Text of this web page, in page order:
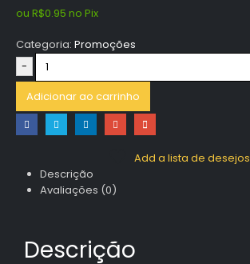
ou R$0.95 no Pix
Categoria: Promoções
-
Adicionar ao carrinho
Add a lista de desejos
Descrição
Avaliações (0)
Descrição